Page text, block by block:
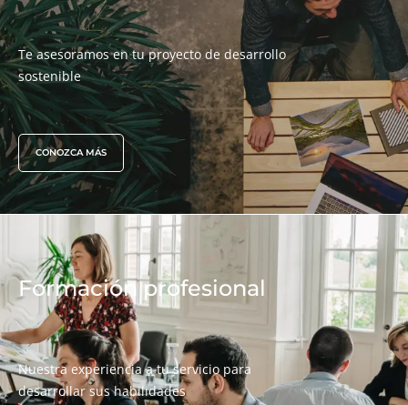
Responsabilidad social corporativa
Biodiversidad y cambio climático
Alegaciones medioambientales
Te asesoramos en tu proyecto de desarrollo
sostenible
CONOZCA MÁS
Formación profesional
Nuestra experiencia a tu servicio para
desarrollar sus habilidades